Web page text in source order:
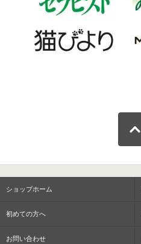
ショップホーム
初めての方へ
お問い合わせ